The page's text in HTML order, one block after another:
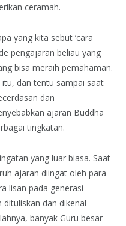
ceramah.
yang kita sebut ‘cara
pengajaran beliau yang
bisa meraih pemahaman.
dan tentu sampai saat
dan
ajaran Buddha
tingkatan.
yang luar biasa. Saat
ajaran diingat oleh para
lisan pada generasi
dituliskan dan dikenal
banyak Guru besar